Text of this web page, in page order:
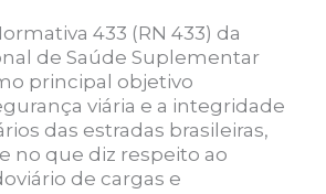
433 (RN 433) da
de Saúde Suplementar
principal objetivo
viária e a integridade
das estradas brasileiras,
no que diz respeito ao
de cargas e